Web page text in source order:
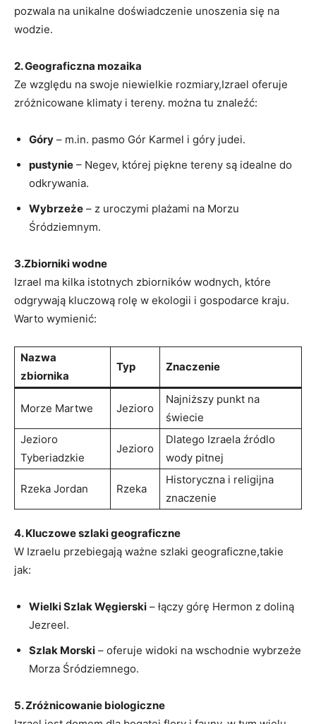
pozwala na unikalne doświadczenie unoszenia się na
wodzie.
2. Geograficzna mozaika
Ze względu na swoje niewielkie rozmiary,Izrael oferuje
zróżnicowane klimaty i tereny. można tu znaleźć:
Góry – m.in. pasmo Gór Karmel i góry judei.
pustynie – Negev, której piękne tereny są idealne do
odkrywania.
Wybrzeże – z uroczymi plażami na Morzu
Śródziemnym.
3.Zbiorniki wodne
Izrael ma kilka istotnych zbiorników wodnych, które
odgrywają kluczową rolę w ekologii i gospodarce kraju.
Warto wymienić:
Nazwa
zbiornika
Typ Znaczenie
Morze Martwe Jezioro
Najniższy punkt na
świecie
Jezioro
Tyberiadzkie
Jezioro
Dlatego Izraela źródlo
wody pitnej
Rzeka Jordan Rzeka
Historyczna i religijna
znaczenie
4. Kluczowe szlaki geograficzne
W Izraelu przebiegają ważne szlaki geograficzne,takie
jak:
Wielki Szlak Węgierski – łączy górę Hermon z doliną
Jezreel.
Szlak Morski – oferuje widoki na wschodnie wybrzeże
Morza Śródziemnego.
5. Zróżnicowanie biologiczne